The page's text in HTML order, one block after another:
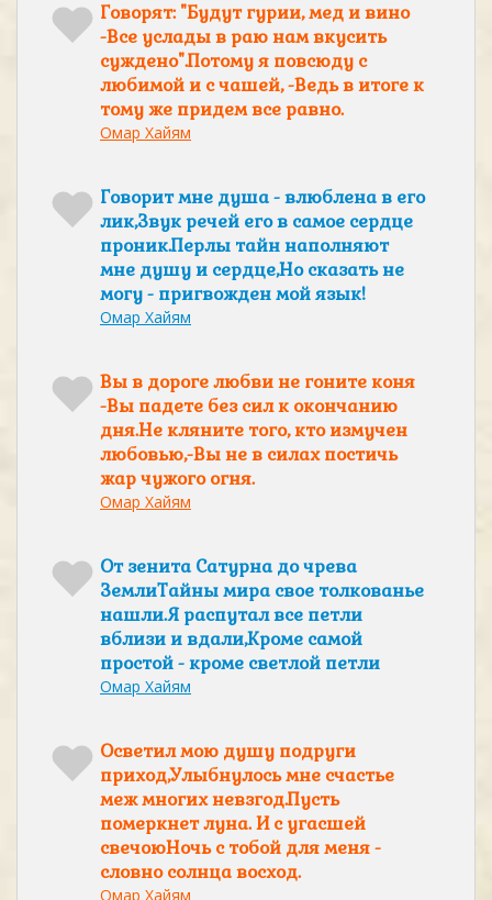
Говорят: "Будут гурии, мед и вино
-Все услады в раю нам вкусить
суждено".Потому я повсюду с
любимой и с чашей, -Ведь в итоге к
тому же придем все равно.
Омар Хайям
Говорит мне душа - влюблена в его
лик,Звук речей его в самое сердце
проник.Перлы тайн наполняют
мне душу и сердце,Но сказать не
могу - пригвожден мой язык!
Омар Хайям
Вы в дороге любви не гоните коня
-Вы падете без сил к окончанию
дня.Не кляните того, кто измучен
любовью,-Вы не в силах постичь
жар чужого огня.
Омар Хайям
От зенита Сатурна до чрева
ЗемлиТайны мира свое толкованье
нашли.Я распутал все петли
вблизи и вдали,Кроме самой
простой - кроме светлой петли
Омар Хайям
Осветил мою душу подруги
приход,Улыбнулось мне счастье
меж многих невзгод.Пусть
померкнет луна. И с угасшей
свечоюНочь с тобой для меня -
словно солнца восход.
Омар Хайям